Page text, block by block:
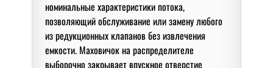
номинальные характеристики потока,
позволяющий обслуживание или замену любого
из редукционных клапанов без извлечения
емкости. Маховичок на распределителе
выборочно закрывает впускное отверстие